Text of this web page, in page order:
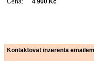
Cena: 4 900 Kč
Kontaktovat inzerenta emailem